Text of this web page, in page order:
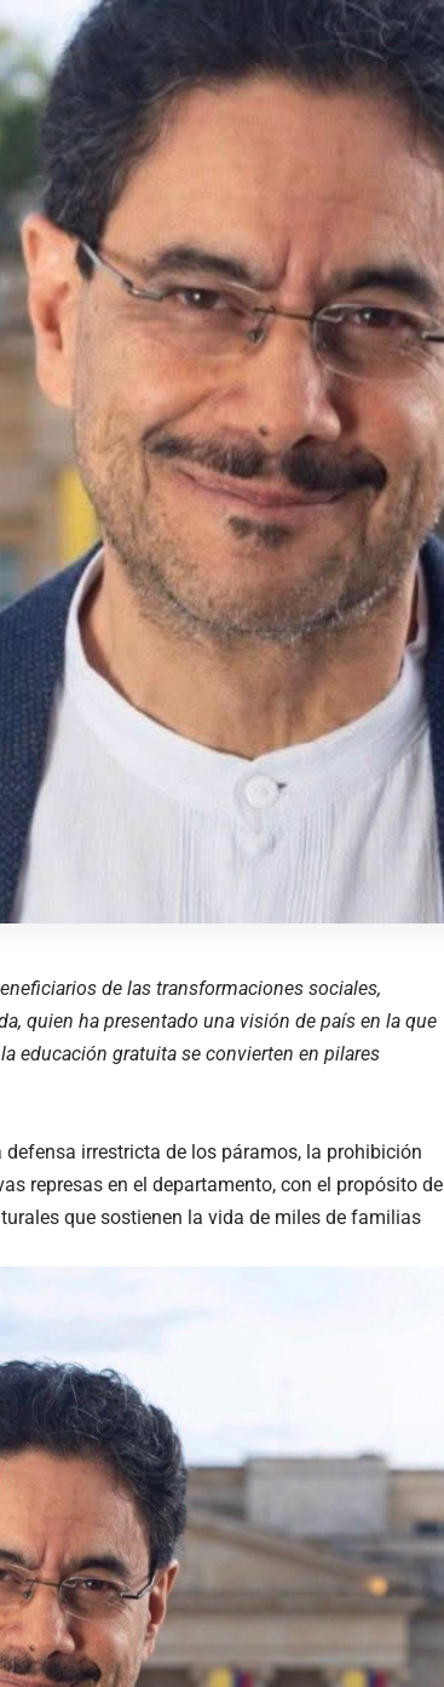
de las transformaciones sociales,
quien ha presentado una visión de país en la que
educación gratuita se convierten en pilares
irrestricta de los páramos, la prohibición
represas en el departamento, con el propósito de
que sostienen la vida de miles de familias